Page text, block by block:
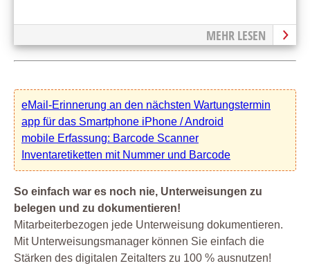
MEHR LESEN
eMail-Erinnerung an den nächsten Wartungstermin
app für das Smartphone iPhone / Android
mobile Erfassung: Barcode Scanner
Inventaretiketten mit Nummer und Barcode
So einfach war es noch nie, Unterweisungen zu
belegen und zu dokumentieren!
Mitarbeiterbezogen jede Unterweisung dokumentieren.
Mit Unterweisungsmanager können Sie einfach die
Stärken des digitalen Zeitalters zu 100 % ausnutzen!